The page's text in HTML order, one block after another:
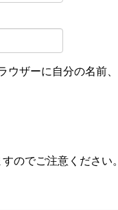
ウザーに自分の名前
のでご注意ください